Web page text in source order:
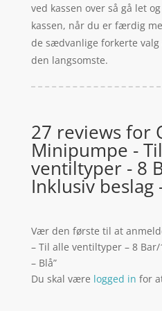
ved kassen over så gå let
kassen, når du er færdig
de sædvanlige forkerte
den langsomste.
27 reviews for
Minipumpe -
ventiltyper - 8
Inklusiv beslag
Vær den første til at
– Til alle ventiltyper – 8
– Blå”
Du skal være logged in for